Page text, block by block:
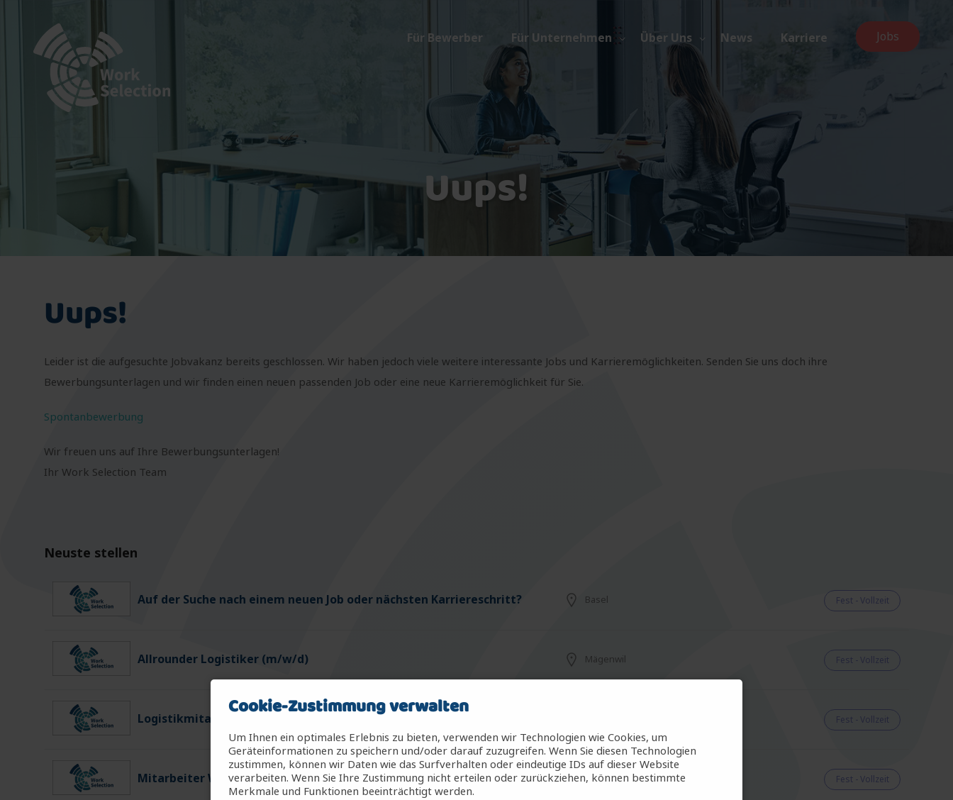
Jobs
Für Bewerber Für Unternehmen Über Uns News Karriere
Uups!
Uups!
Leider ist die aufgesuchte Jobvakanz bereits geschlossen. Wir haben jedoch viele weitere interessante Jobs und Karrieremöglichkeiten. Senden Sie uns doch ihre
Bewerbungsunterlagen und wir finden einen neuen passenden Job oder eine neue Karrieremöglichkeit für Sie.
Spontanbewerbung
Wir freuen uns auf Ihre Bewerbungsunterlagen!
Ihr Work Selection Team
Neuste stellen
Auf der Suche nach einem neuen Job oder nächsten Karriereschritt? Basel Fest - Vollzeit
Allrounder Logistiker (m/w/d) Mägenwil Fest - Vollzeit
Logistikmitarbeiter (m/w/d) Fest - Vollzeit
Mitarbeiter Warenein-/ausgang (m/w/d) Mägenwil Fest - Vollzeit
Cookie-Zustimmung verwalten
Um Ihnen ein optimales Erlebnis zu bieten, verwenden wir Technologien wie Cookies, um
Geräteinformationen zu speichern und/oder darauf zuzugreifen. Wenn Sie diesen Technologien
zustimmen, können wir Daten wie das Surfverhalten oder eindeutige IDs auf dieser Website
verarbeiten. Wenn Sie Ihre Zustimmung nicht erteilen oder zurückziehen, können bestimmte
Merkmale und Funktionen beeinträchtigt werden.